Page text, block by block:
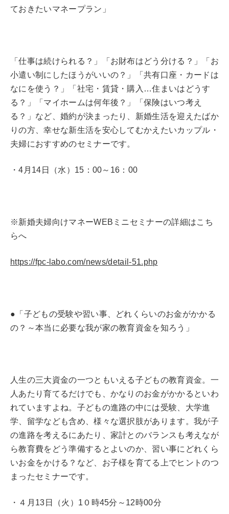
ておきたいマネープラン」
「仕事は続けられる？」「お財布はどう分ける？」「お
小遣い制にしたほうがいいの？」「共有口座・カードは
なにを使う？」「社宅・賃貸・購入…住まいはどうす
る？」「マイホームは何年後？」「保険はいつ考え
る？」など、婚約が決まったり、新婚生活を迎えたばか
りの方、幸せな新生活を安心してむかえたいカップル・
夫婦におすすめのセミナーです。
・4月14日（水）15：00～16：00
※新婚夫婦向けマネーWEBミニセミナーの詳細はこち
らへ
https://fpc-labo.com/news/detail-51.php
●「子どもの受験や習い事、どれくらいのお金がかかる
の？～本当に必要な我が家の教育資金を知ろう」
人生の三大資金の一つともいえる子どもの教育資金。一
人あたり育てるだけでも、かなりのお金がかかるといわ
れていますよね。子どもの進路の中には受験、大学進
学、留学なども含め、様々な選択肢があります。我が子
の進路を考えるにあたり、家計とのバランスも考えなが
ら教育費をどう準備するとよいのか、習い事にどれくら
いお金をかける？など、お子様を育てる上でヒントのつ
まったセミナーです。
・４月13日（火）1０時45分～12時00分